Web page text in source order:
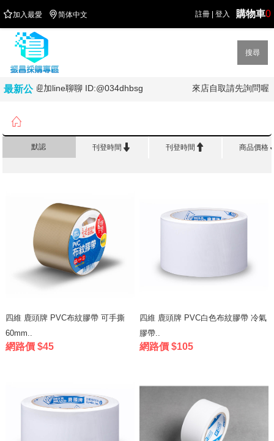
註冊 登入 購物車0
加入最愛 简体中文
搜尋
最新公歡迎加line聊聊 ID:@034dhbsg 來店自取請先詢問喔

默認 刊登時間  刊登時間  商品價格
四維 鹿頭牌 PVC布紋膠帶 可手撕
60mm..
網路價 $45
四維 鹿頭牌 PVC白色布紋膠帶 冷氣
膠帶..
網路價 $105